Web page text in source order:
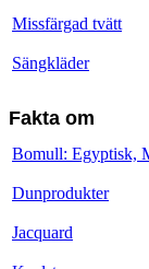
Missfärgad tvätt
Sängkläder
Fakta om
Bomull: Egyptisk,
Dunprodukter
Jacquard